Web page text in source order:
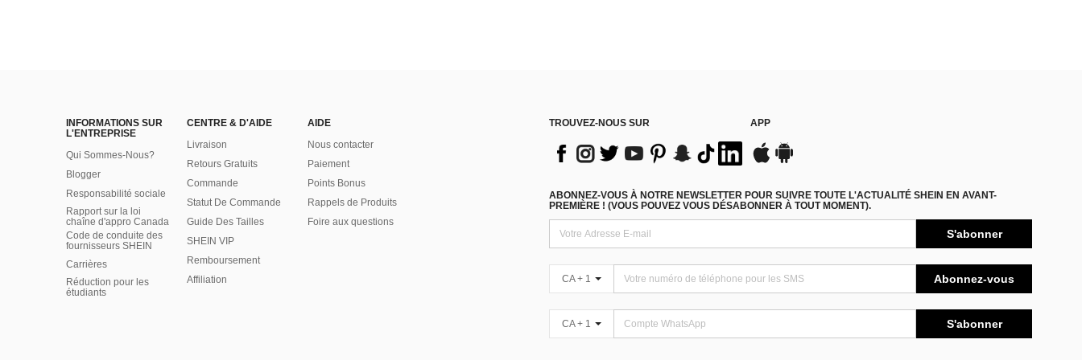
INFORMATIONS SUR
L'ENTREPRISE
Qui Sommes-Nous?
Blogger
Responsabilité sociale
Rapport sur la loi
chaîne d'appro Canada
Code de conduite des
fournisseurs SHEIN
Carrières
Réduction pour les
étudiants
CENTRE & D'AIDE
Livraison
Retours Gratuits
Commande
Statut De Commande
Guide Des Tailles
SHEIN VIP
Remboursement
Affiliation
AIDE
Nous contacter
Paiement
Points Bonus
Rappels de Produits
Foire aux questions
TROUVEZ-NOUS SUR APP
ABONNEZ-VOUS À NOTRE NEWSLETTER POUR SUIVRE TOUTE L'ACTUALITÉ SHEIN EN AVANT-
PREMIÈRE ! (VOUS POUVEZ VOUS DÉSABONNER À TOUT MOMENT).
S'abonner
CA + 1 Abonnez-vous
CA + 1 S'abonner